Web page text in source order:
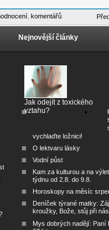
komentářů
Nejnovější články
Jak odejít z toxického
vztahu?
vychlaďte ložnici!
O lektvaru lásky
Vodní půst
Kam za kulturou a na
týdnu od 2.8. do 9.8.
Horoskopy na měsíc
Deníček týrané matky:
kroužky, Bože, stůj při nás
Mys dobrých nadějí: Paní